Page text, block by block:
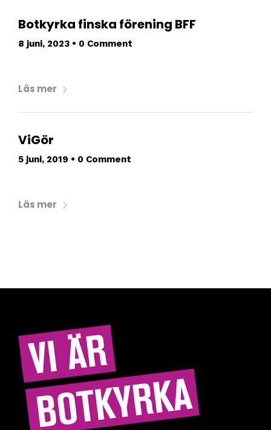
Botkyrka finska förening BFF
8 juni, 2023 • 0 Comment
Läs mer
ViGör
5 juni, 2019 • 0 Comment
Läs mer